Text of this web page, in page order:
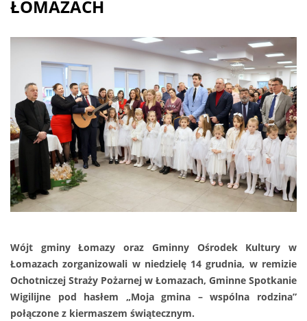
ŁOMAZACH
Wójt gminy Łomazy oraz Gminny Ośrodek Kultury w
Łomazach zorganizowali w niedzielę 14 grudnia, w remizie
Ochotniczej Straży Pożarnej w Łomazach, Gminne Spotkanie
Wigilijne pod hasłem „Moja gmina – wspólna rodzina”
połączone z kiermaszem świątecznym.